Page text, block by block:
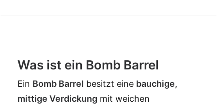
Was ist ein Bomb Barrel
Ein Bomb Barrel besitzt eine bauchige,
mittige Verdickung mit weichen